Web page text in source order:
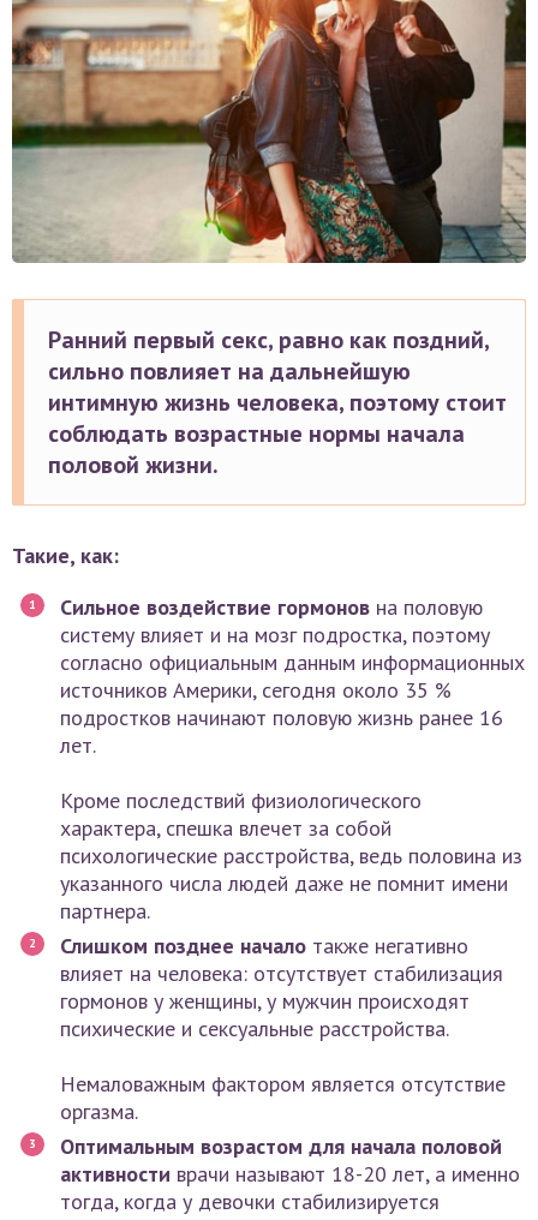
Ранний первый секс, равно как поздний,
сильно повлияет на дальнейшую
интимную жизнь человека, поэтому стоит
соблюдать возрастные нормы начала
половой жизни.
Такие, как:
Сильное воздействие гормонов на половую
систему влияет и на мозг подростка, поэтому
согласно официальным данным информационных
источников Америки, сегодня около 35 %
подростков начинают половую жизнь ранее 16
лет.
Кроме последствий физиологического
характера, спешка влечет за собой
психологические расстройства, ведь половина из
указанного числа людей даже не помнит имени
партнера.
Слишком позднее начало также негативно
влияет на человека: отсутствует стабилизация
гормонов у женщины, у мужчин происходят
психические и сексуальные расстройства.
Немаловажным фактором является отсутствие
оргазма.
Оптимальным возрастом для начала половой
активности врачи называют 18-20 лет, а именно
тогда, когда у девочки стабилизируется